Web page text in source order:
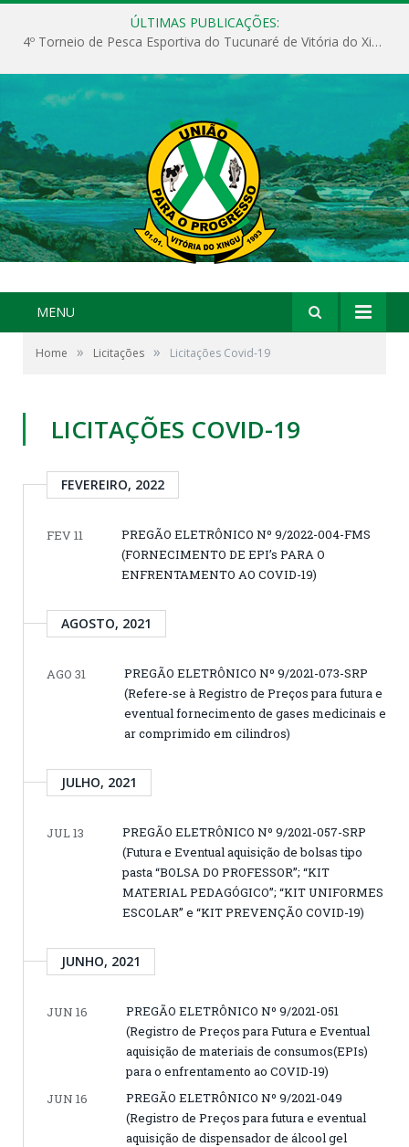
ÚLTIMAS PUBLICAÇÕES:
4º Torneio de Pesca Esportiva do Tucunaré de Vitória do Xingu
MENU
Home » Licitações » Licitações Covid-19
LICITAÇÕES COVID-19
FEVEREIRO, 2022
FEV 11
PREGÃO ELETRÔNICO Nº 9/2022-004-FMS
(FORNECIMENTO DE EPI’s PARA O
ENFRENTAMENTO AO COVID-19)
AGOSTO, 2021
AGO 31
PREGÃO ELETRÔNICO Nº 9/2021-073-SRP
(Refere-se à Registro de Preços para futura e
eventual fornecimento de gases medicinais e
ar comprimido em cilindros)
JULHO, 2021
JUL 13
PREGÃO ELETRÔNICO Nº 9/2021-057-SRP
(Futura e Eventual aquisição de bolsas tipo
pasta “BOLSA DO PROFESSOR”; “KIT
MATERIAL PEDAGÓGICO”; “KIT UNIFORMES
ESCOLAR” e “KIT PREVENÇÃO COVID-19)
JUNHO, 2021
JUN 16
PREGÃO ELETRÔNICO Nº 9/2021-051
(Registro de Preços para Futura e Eventual
aquisição de materiais de consumos(EPIs)
para o enfrentamento ao COVID-19)
JUN 16
PREGÃO ELETRÔNICO Nº 9/2021-049
(Registro de Preços para futura e eventual
aquisição de dispensador de álcool gel